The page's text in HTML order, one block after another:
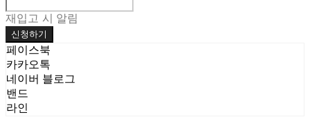
재입고 시 알림
신청하기
페이스북
카카오톡
네이버 블로그
밴드
라인